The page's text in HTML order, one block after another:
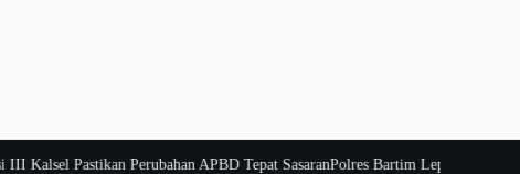
Pastikan Perubahan APBD Tepat SasaranPolres Bartim Lepas Bakti Sosial